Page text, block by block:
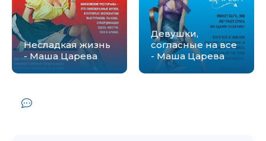
Несладкая жизнь
- Маша Царева
Девушки,
согласные на все
- Маша Царева